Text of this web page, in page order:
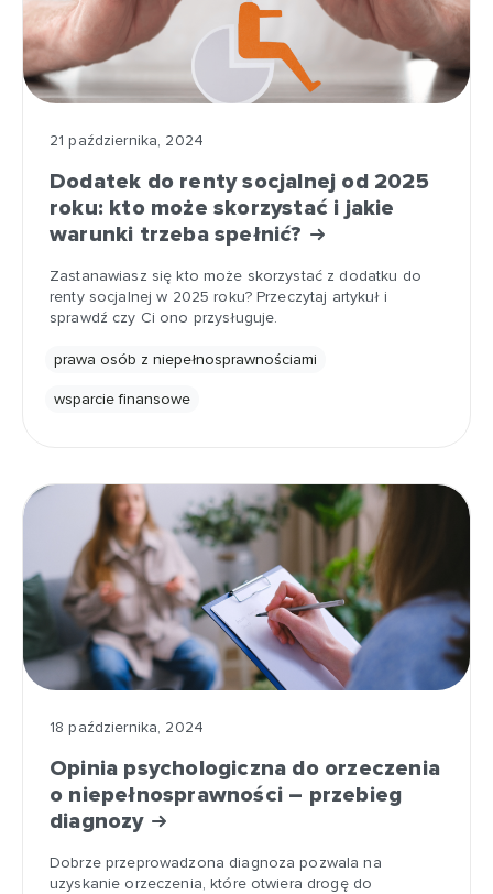
21 października, 2024
Dodatek do renty socjalnej od 2025
roku: kto może skorzystać i jakie
warunki trzeba spełnić?
Zastanawiasz się kto może skorzystać z dodatku do
renty socjalnej w 2025 roku? Przeczytaj artykuł i
sprawdź czy Ci ono przysługuje.
prawa osób z niepełnosprawnościami
wsparcie finansowe
18 października, 2024
Opinia psychologiczna do orzeczenia
o niepełnosprawności – przebieg
diagnozy
Dobrze przeprowadzona diagnoza pozwala na
uzyskanie orzeczenia, które otwiera drogę do